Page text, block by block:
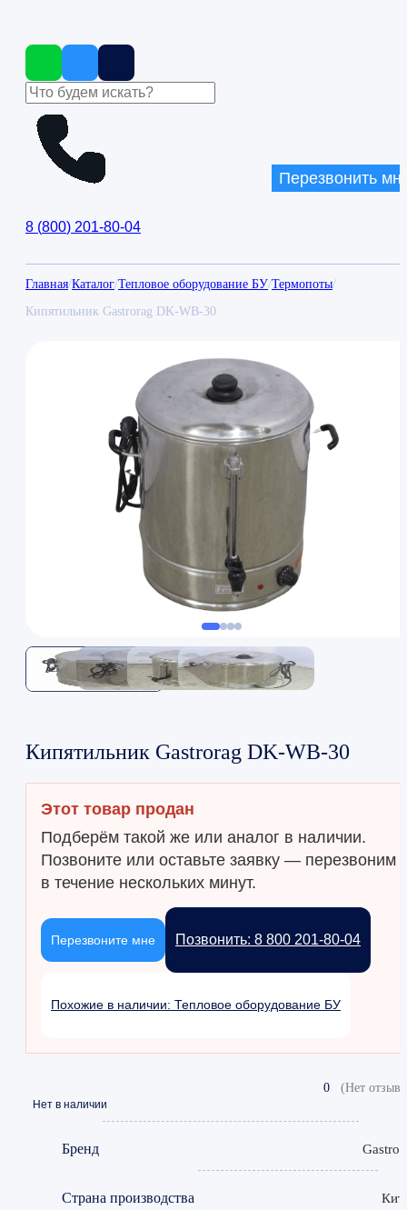
8 (800) 201-80-04
Перезвонить
Главная/Каталог/Тепловое оборудование БУ/Термопоты/
Кипятильник Gastrorag DK-WB-30
Кипятильник Gastrorag DK-WB-30
Этот товар продан
Подберём такой же или аналог в наличии.
Позвоните или оставьте заявку — перезвоним
в течение нескольких минут.
Позвонить: 8 800 201-80-04
Перезвоните мне
Похожие в наличии: Тепловое оборудование БУ
0 (Нет
Нет в наличии
Бренд
Страна производства